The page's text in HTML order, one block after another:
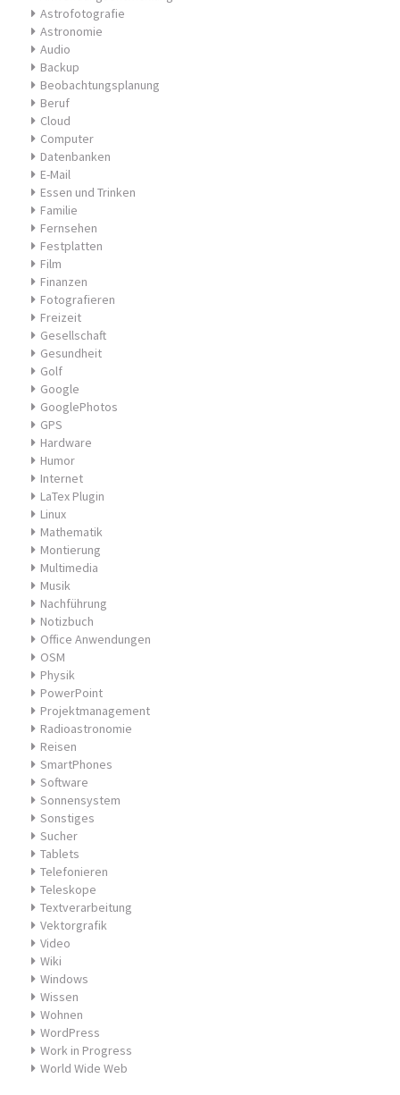
Astrofotografie
Astronomie
Audio
Backup
Beobachtungsplanung
Beruf
Cloud
Computer
Datenbanken
E-Mail
Essen und Trinken
Familie
Fernsehen
Festplatten
Film
Finanzen
Fotografieren
Freizeit
Gesellschaft
Gesundheit
Golf
Google
GooglePhotos
GPS
Hardware
Humor
Internet
LaTex Plugin
Linux
Mathematik
Montierung
Multimedia
Musik
Nachführung
Notizbuch
Office Anwendungen
OSM
Physik
PowerPoint
Projektmanagement
Radioastronomie
Reisen
SmartPhones
Software
Sonnensystem
Sonstiges
Sucher
Tablets
Telefonieren
Teleskope
Textverarbeitung
Vektorgrafik
Video
Wiki
Windows
Wissen
Wohnen
WordPress
Work in Progress
World Wide Web